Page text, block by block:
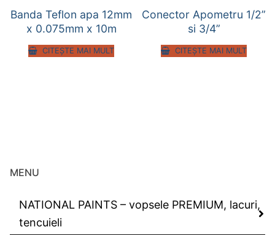
Banda Teflon apa 12mm
x 0.075mm x 10m
CITEȘTE MAI MULT
Conector Apometru 1/2”
si 3/4”
CITEȘTE MAI MULT
MENU
NATIONAL PAINTS – vopsele PREMIUM, lacuri,
tencuieli